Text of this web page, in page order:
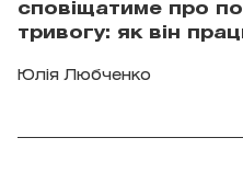
сповіщатиме про
тривогу: як він
Юлія Любченко